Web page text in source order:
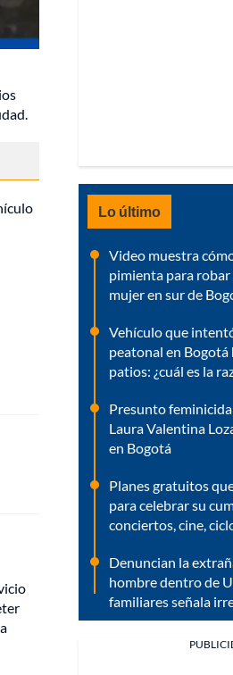
Lo último
Video muestra
pimienta para
mujer en sur de
Vehículo que
peatonal en Bogotá
patios: ¿cuál es la
Presunto
Laura Valentina
en Bogotá
Planes gratuitos
para celebrar su
conciertos, cine,
Denuncian la
hombre dentro de
familiares señala